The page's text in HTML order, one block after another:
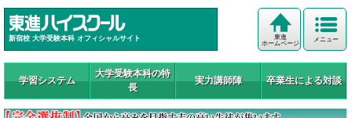
新宿校 大学受験本科 オフィシャルサイト メニュー
東進
ホームページ
学習システム
大学受験本科の特
長
実力講師陣 卒業生による対談